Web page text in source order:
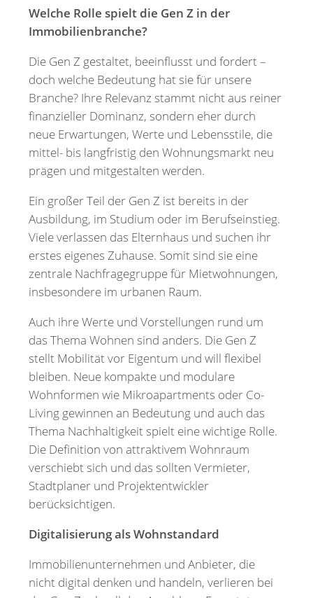
Welche Rolle spielt die Gen Z in der
Immobilienbranche?
Die Gen Z gestaltet, beeinflusst und fordert –
doch welche Bedeutung hat sie für unsere
Branche? Ihre Relevanz stammt nicht aus reiner
finanzieller Dominanz, sondern eher durch
neue Erwartungen, Werte und Lebensstile, die
mittel- bis langfristig den Wohnungsmarkt neu
prägen und mitgestalten werden.
Ein großer Teil der Gen Z ist bereits in der
Ausbildung, im Studium oder im Berufseinstieg.
Viele verlassen das Elternhaus und suchen ihr
erstes eigenes Zuhause. Somit sind sie eine
zentrale Nachfragegruppe für Mietwohnungen,
insbesondere im urbanen Raum.
Auch ihre Werte und Vorstellungen rund um
das Thema Wohnen sind anders. Die Gen Z
stellt Mobilität vor Eigentum und will flexibel
bleiben. Neue kompakte und modulare
Wohnformen wie Mikroapartments oder Co-
Living gewinnen an Bedeutung und auch das
Thema Nachhaltigkeit spielt eine wichtige Rolle.
Die Definition von attraktivem Wohnraum
verschiebt sich und das sollten Vermieter,
Stadtplaner und Projektentwickler
berücksichtigen.
Digitalisierung als Wohnstandard
Immobilienunternehmen und Anbieter, die
nicht digital denken und handeln, verlieren bei